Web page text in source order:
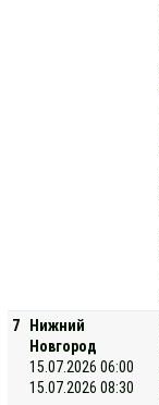
7
Нижний
Новгород
15.07.2026 06:00
15.07.2026 08:30